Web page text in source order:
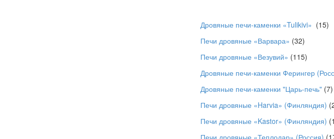
Дровяные печи-каменки «Tulikivi» (15)
Печи дровяные «Варвара» (32)
Печи дровяные «Везувий» (115)
Дровяные печи-каменки Ферингер
Дровяные печи-каменки "Царь-печь"(7)
Печи дровяные «Harvia» (Финляндия)
Печи дровяные «Kastor» (Финляндия)
Печи дровяные «Теплодар» (Россия)